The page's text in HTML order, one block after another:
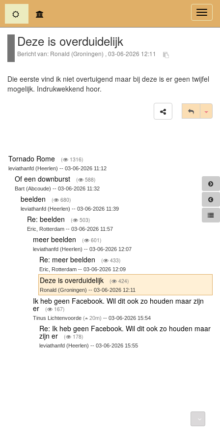
(current)
Deze is overduidelijk
Bericht van: Ronald (Groningen) , 03-06-2026 12:11
Die eerste vind ik niet overtuigend maar bij deze is er geen twijfel
mogelijk. Indrukwekkend hoor.
Tornado Rome ( 1316)
leviathanfd (Heerlen) -- 03-06-2026 11:12
Of een downburst ( 588)
Bart (Abcoude) -- 03-06-2026 11:32
beelden ( 680)
leviathanfd (Heerlen) -- 03-06-2026 11:39
Re: beelden ( 503)
Eric, Rotterdam -- 03-06-2026 11:57
meer beelden ( 601)
leviathanfd (Heerlen) -- 03-06-2026 12:07
Re: meer beelden ( 433)
Eric, Rotterdam -- 03-06-2026 12:09
Deze is overduidelijk ( 424)
Ronald (Groningen) -- 03-06-2026 12:11
Ik heb geen Facebook. Wil dit ook zo houden maar zijn
er ( 167)
Tinus Lichtenvoorde( 20m) -- 03-06-2026 15:54
Re: Ik heb geen Facebook. Wil dit ook zo houden maar
zijn er ( 178)
leviathanfd (Heerlen) -- 03-06-2026 15:55